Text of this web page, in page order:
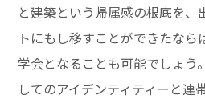
と建築という帰属感の根底を、
トにもし移すことができたな
学会となることも可能でしょう
してのアイデンティティーと連